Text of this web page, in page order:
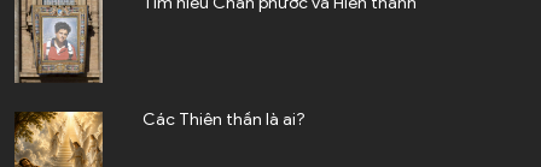
Các Thiên thần là ai?